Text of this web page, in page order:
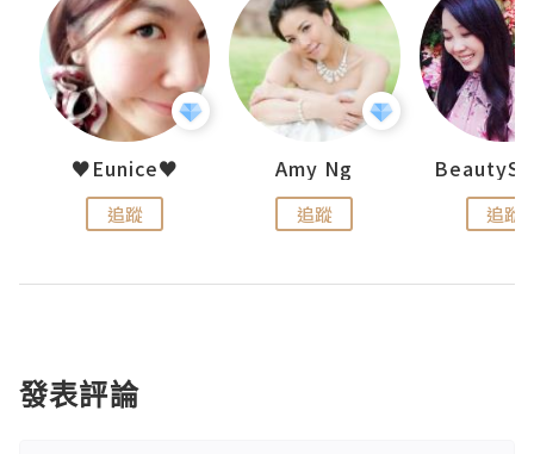
♥Eunice♥
追蹤
Amy Ng
追蹤 追蹤
發表評論